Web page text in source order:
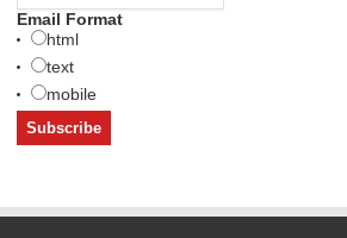
Email Format
html
text
mobile